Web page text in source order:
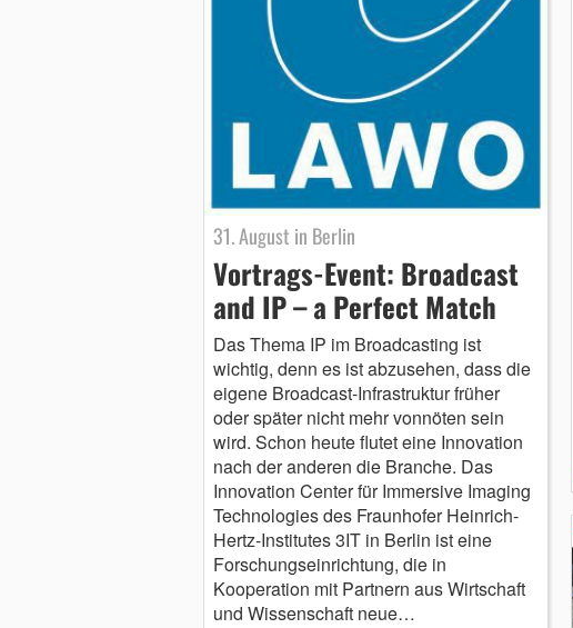
31. August in Berlin
Vortrags-Event: Broadcast
and IP – a Perfect Match
Das Thema IP im Broadcasting ist
wichtig, denn es ist abzusehen, dass die
eigene Broadcast-Infrastruktur früher
oder später nicht mehr vonnöten sein
wird. Schon heute flutet eine Innovation
nach der anderen die Branche. Das
Innovation Center für Immersive Imaging
Technologies des Fraunhofer Heinrich-
Hertz-Institutes 3IT in Berlin ist eine
Forschungseinrichtung, die in
Kooperation mit Partnern aus Wirtschaft
und Wissenschaft neue…